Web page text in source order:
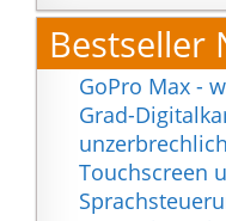
Bestseller
GoPro Max -
Grad-
Touchscreen